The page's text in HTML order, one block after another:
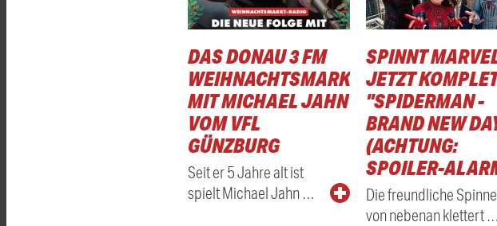
DAS DONAU 3 FM
WEIHNACHTSMARKTRADIO
MIT MICHAEL JAHN
VOM VFL
GÜNZBURG
Seit er 5 Jahre alt ist
spielt Michael Jahn …
SPINNT
JETZT
"SPIDERMAN -
BRAND NEW
(ACHTUNG:
SPOILER-
Die freundliche Spinne
von nebenan klettert …